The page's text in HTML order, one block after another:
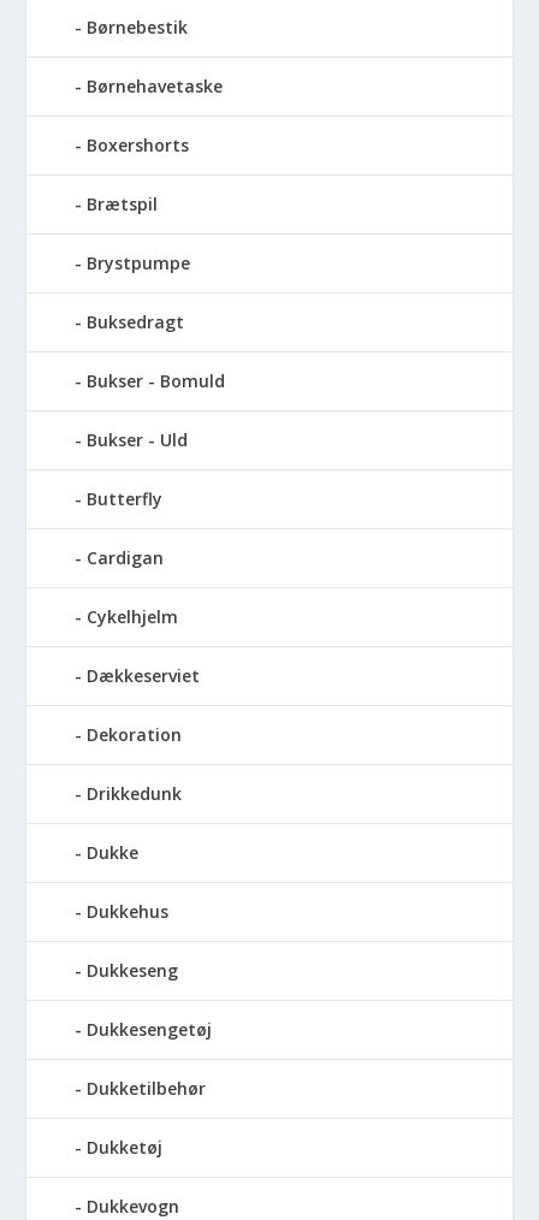
Børnebestik
Børnehavetaske
Boxershorts
Brætspil
Brystpumpe
Buksedragt
Bukser - Bomuld
Bukser - Uld
Butterfly
Cardigan
Cykelhjelm
Dækkeserviet
Dekoration
Drikkedunk
Dukke
Dukkehus
Dukkeseng
Dukkesengetøj
Dukketilbehør
Dukketøj
Dukkevogn